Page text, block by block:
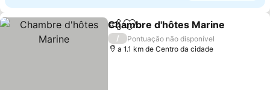
PartilharAdicionar aos favoritos
Chambre d'hôtes Marine
/
Pontuação não disponível
a 1.1 km de Centro da cidade